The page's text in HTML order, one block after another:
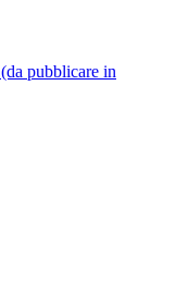
pubblicare in